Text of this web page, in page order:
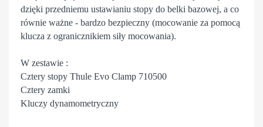
dzięki przedniemu ustawianiu stopy do belki bazowej, a co
równie ważne - bardzo bezpieczny (mocowanie za pomocą
klucza z ogranicznikiem siły mocowania).
W zestawie :
Cztery stopy Thule Evo Clamp 710500
Cztery zamki
Kluczy dynamometryczny